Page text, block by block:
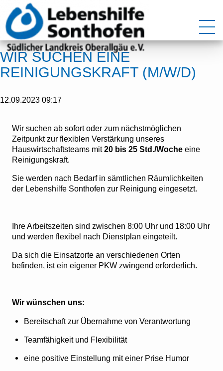
WIR SUCHEN EINE
REINIGUNGSKRAFT (M/W/D)
12.09.2023 09:17
Wir suchen ab sofort oder zum nächstmöglichen
Zeitpunkt zur flexiblen Verstärkung unseres
Hauswirtschaftsteams mit20 bis 25 Std./Woche eine
Reinigungskraft.
Sie werden nach Bedarf in sämtlichen Räumlichkeiten
der Lebenshilfe Sonthofen zur Reinigung eingesetzt.
Ihre Arbeitszeiten sind zwischen 8:00 Uhr und 18:00 Uhr
und werden flexibel nach Dienstplan eingeteilt.
Da sich die Einsatzorte an verschiedenen Orten
befinden, ist ein eigener PKW zwingend erforderlich.
Wir wünschen uns:
Bereitschaft zur Übernahme von Verantwortung
Teamfähigkeit und Flexibilität
eine positive Einstellung mit einer Prise Humor